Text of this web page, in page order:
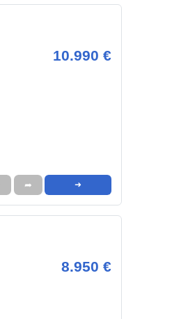
10.990 €
➦ ➜
8.950 €